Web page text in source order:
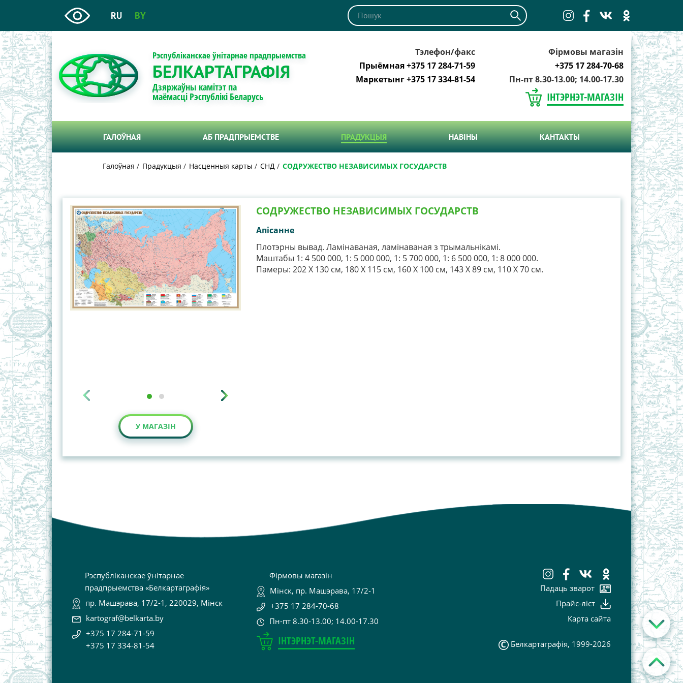
RU BY
Рэспубліканскае ўнітарнае прадпрыемства
БЕЛКАРТАГРАФІЯ
Дзяржаўны камітэт па
маёмасці Рэспублікі Беларусь
Тэлефон/факс
Прыёмная +375 17 284-71-59
Маркетынг +375 17 334-81-54
Фірмовы магазін
+375 17 284-70-68
Пн-пт 8.30-13.00; 14.00-17.30
ІНТЭРНЭТ-МАГАЗІН
ГАЛОЎНАЯ АБ ПРАДПРЫЕМСТВЕ ПРАДУКЦЫЯ НАВIНЫ КАНТАКТЫ
Галоўная Прадукцыя Насценныя карты СНД СОДРУЖЕСТВО НЕЗАВИСИМЫХ ГОСУДАРСТВ
У МАГАЗІН
СОДРУЖЕСТВО НЕЗАВИСИМЫХ ГОСУДАРСТВ
Апiсанне
Плотэрны вывад. Ламінаваная, ламінаваная з трымальнікамі.
Маштабы 1: 4 500 000, 1: 5 000 000, 1: 5 700 000, 1: 6 500 000, 1: 8 000 000.
Памеры: 202 Х 130 см, 180 Х 115 см, 160 Х 100 см, 143 Х 89 см, 110 Х 70 см.
Рэспубліканскае ўнітарнае
прадпрыемства «Белкартаграфія»
пр. Машэрава, 17/2-1, 220029, Мінск
kartograf@belkarta.by
+375 17 284-71-59
+375 17 334-81-54
Фірмовы магазін
Мінск, пр. Машэрава, 17/2-1
+375 17 284-70-68
Пн-пт 8.30-13.00; 14.00-17.30
ІНТЭРНЭТ-МАГАЗІН
Падаць зварот
Прайс-лiст
Карта сайта
Белкартаграфія, 1999-2026